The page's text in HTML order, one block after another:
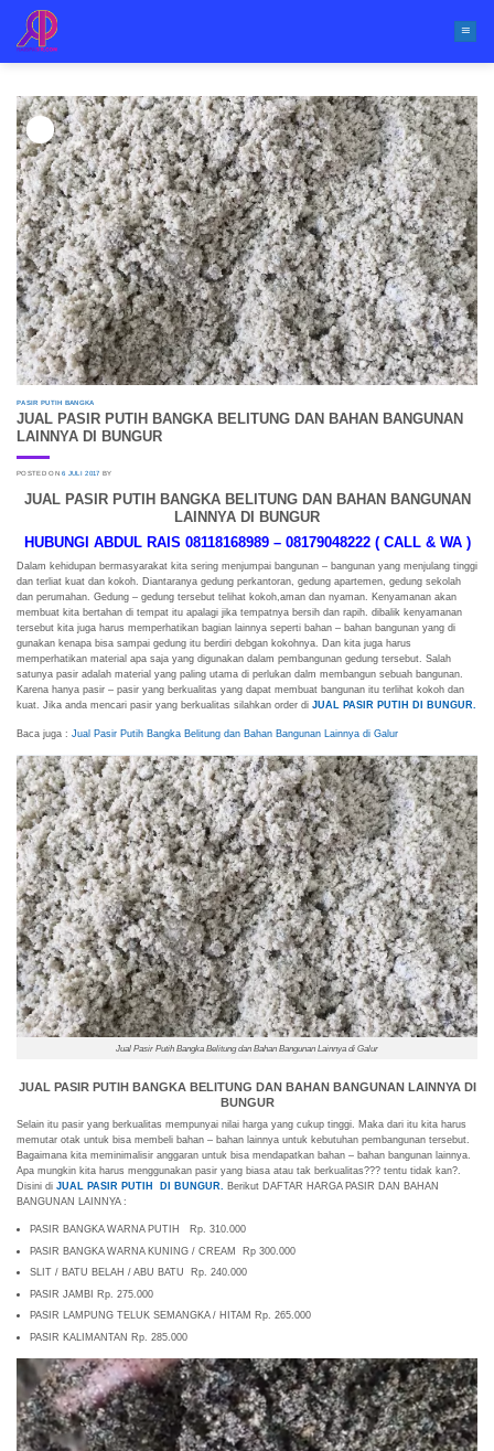
content
PASIR PUTIH BANGKA
JUAL PASIR PUTIH BANGKA BELITUNG DAN BAHAN BANGUNAN
LAINNYA DI BUNGUR
POSTED ON6 JULI 2017 BY
JUAL PASIR PUTIH BANGKA BELITUNG DAN BAHAN BANGUNAN
LAINNYA DI BUNGUR
HUBUNGI ABDUL RAIS 08118168989 – 08179048222 ( CALL & WA )
Dalam kehidupan bermasyarakat kita sering menjumpai bangunan – bangunan yang menjulang tinggi
dan terliat kuat dan kokoh. Diantaranya gedung perkantoran, gedung apartemen, gedung sekolah
dan perumahan. Gedung – gedung tersebut telihat kokoh,aman dan nyaman. Kenyamanan akan
membuat kita bertahan di tempat itu apalagi jika tempatnya bersih dan rapih. dibalik kenyamanan
tersebut kita juga harus memperhatikan bagian lainnya seperti bahan – bahan bangunan yang di
gunakan kenapa bisa sampai gedung itu berdiri debgan kokohnya. Dan kita juga harus
memperhatikan material apa saja yang digunakan dalam pembangunan gedung tersebut. Salah
satunya pasir adalah material yang paling utama di perlukan dalm membangun sebuah bangunan.
Karena hanya pasir – pasir yang berkualitas yang dapat membuat bangunan itu terlihat kokoh dan
kuat. Jika anda mencari pasir yang berkualitas silahkan order di JUAL PASIR PUTIH DI BUNGUR.
Baca juga : Jual Pasir Putih Bangka Belitung dan Bahan Bangunan Lainnya di Galur
Jual Pasir Putih Bangka Belitung dan Bahan Bangunan Lainnya di Galur
JUAL PASIR PUTIH BANGKA BELITUNG DAN BAHAN BANGUNAN LAINNYA DI
BUNGUR
Selain itu pasir yang berkualitas mempunyai nilai harga yang cukup tinggi. Maka dari itu kita harus
memutar otak untuk bisa membeli bahan – bahan lainnya untuk kebutuhan pembangunan tersebut.
Bagaimana kita meminimalisir anggaran untuk bisa mendapatkan bahan – bahan bangunan lainnya.
Apa mungkin kita harus menggunakan pasir yang biasa atau tak berkualitas??? tentu tidak kan?.
Disini di JUAL PASIR PUTIH DI BUNGUR.
Berikut DAFTAR HARGA PASIR DAN BAHAN
BANGUNAN LAINNYA :
PASIR BANGKA WARNA PUTIH Rp. 310.000
PASIR BANGKA WARNA KUNING / CREAM Rp 300.000
SLIT / BATU BELAH / ABU BATU Rp. 240.000
PASIR JAMBI Rp. 275.000
PASIR LAMPUNG TELUK SEMANGKA / HITAM Rp. 265.000
PASIR KALIMANTAN Rp. 285.000